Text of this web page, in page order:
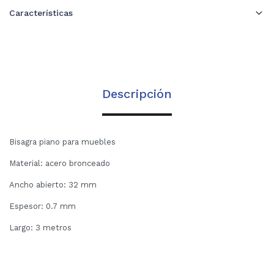
Características
Descripción
Bisagra piano para muebles
Material: acero bronceado
Ancho abierto: 32 mm
Espesor: 0.7 mm
Largo: 3 metros